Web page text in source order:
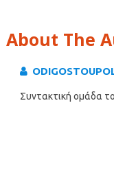
About The
Συντακτική ομάδα